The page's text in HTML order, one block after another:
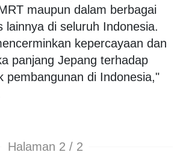
maupun dalam berbagai
lainnya di seluruh Indonesia.
kepercayaan dan
panjang Jepang terhadap
pembangunan di Indonesia,"
Halaman 2 / 2